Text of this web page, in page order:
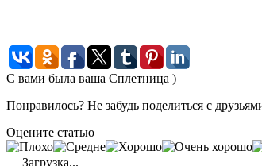
С вами была ваша Сплетница )
Понравилось? Не забудь поделиться с
Оцените статью
Загрузка...